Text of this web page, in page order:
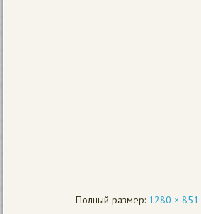
Полный размер: 1280 × 851